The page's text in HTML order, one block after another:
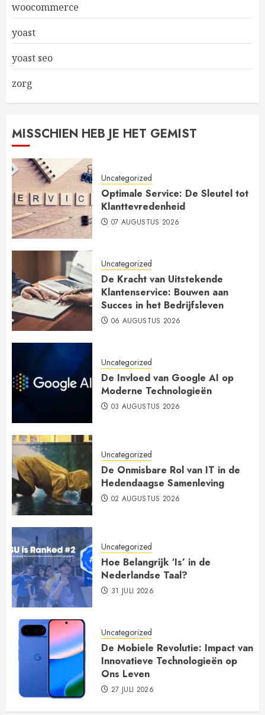
woocommerce
yoast
yoast seo
zorg
MISSCHIEN HEB JE HET GEMIST
Uncategorized
Optimale Service: De Sleutel tot
Klanttevredenheid
07 AUGUSTUS 2026
Uncategorized
De Kracht van Uitstekende
Klantenservice: Bouwen aan
Succes in het Bedrijfsleven
06 AUGUSTUS 2026
Uncategorized
De Invloed van Google AI op
Moderne Technologieën
03 AUGUSTUS 2026
Uncategorized
De Onmisbare Rol van IT in de
Hedendaagse Samenleving
02 AUGUSTUS 2026
Uncategorized
Hoe Belangrijk ‘Is’ in de
Nederlandse Taal?
31 JULI 2026
Uncategorized
De Mobiele Revolutie: Impact van
Innovatieve Technologieën op
Ons Leven
27 JULI 2026